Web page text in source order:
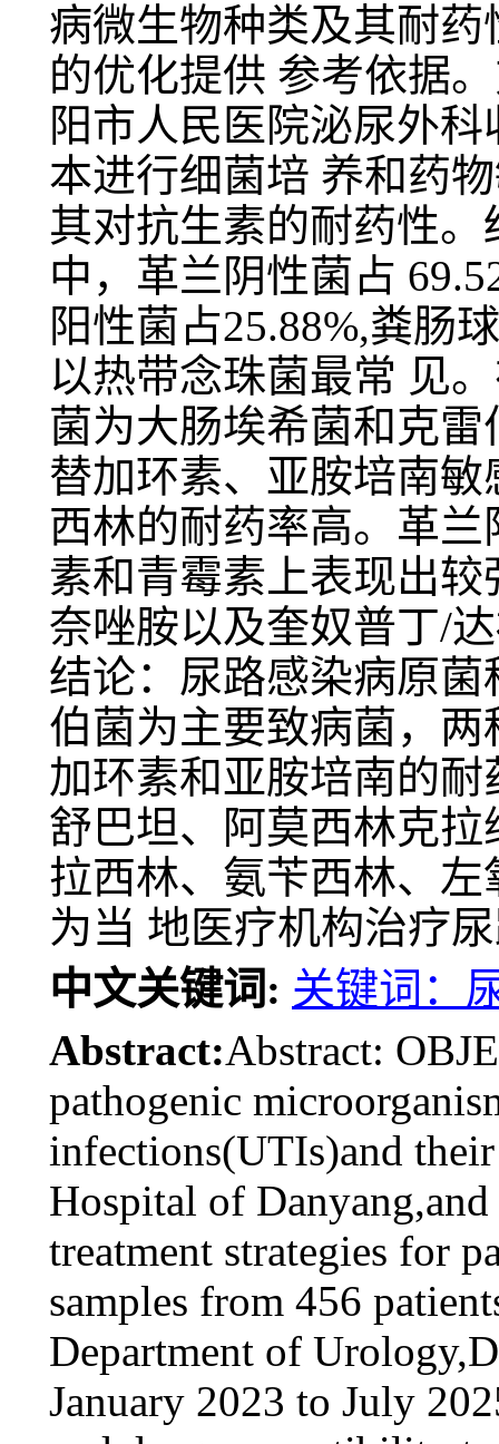
病微生物种类及其耐
的优化提供 参考依据
阳市人民医院泌尿外
本进行细菌培 养和药
其对抗生素的耐药性
中，革兰阴性菌占
阳性菌占25.88%,粪肠
以热带念珠菌最常 见
菌为大肠埃希菌和克
替加环素、亚胺培南
西林的耐药率高。革
素和青霉素上表现出
奈唑胺以及奎奴普丁/
结论：尿路感染病原
伯菌为主要致病菌，
加环素和亚胺培南的
舒巴坦、阿莫西林克
拉西林、氨苄西林、
为当 地医疗机构治疗
中文关键词: 关键词：
Abstract:Abstract:
pathogenic
infections(UTIs)and
Hospital of
treatment strategies for
samples from 456
Department of
January 2023 to July